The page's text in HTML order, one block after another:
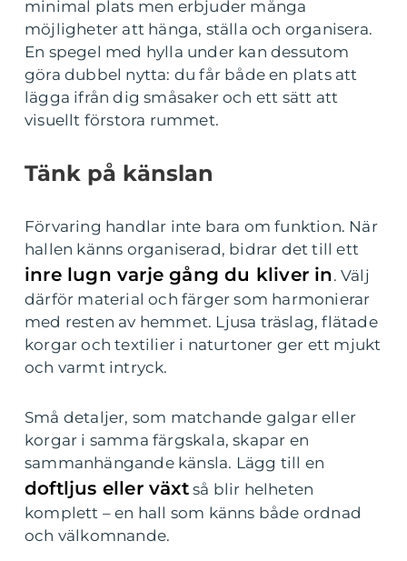
minimal plats men erbjuder många
möjligheter att hänga, ställa och organisera.
En spegel med hylla under kan dessutom
göra dubbel nytta: du får både en plats att
lägga ifrån dig småsaker och ett sätt att
visuellt förstora rummet.
Tänk på känslan
Förvaring handlar inte bara om funktion. När
hallen känns organiserad, bidrar det till ett
inre lugn varje gång du kliver in. Välj
därför material och färger som harmonierar
med resten av hemmet. Ljusa träslag, flätade
korgar och textilier i naturtoner ger ett mjukt
och varmt intryck.
Små detaljer, som matchande galgar eller
korgar i samma färgskala, skapar en
sammanhängande känsla. Lägg till en
doftljus eller växtså blir helheten
komplett – en hall som känns både ordnad
och välkomnande.